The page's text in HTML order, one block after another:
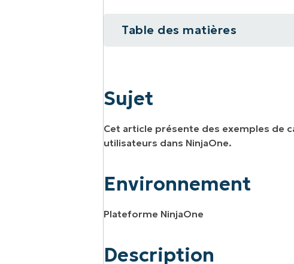
ÉQUIPE COMMERCIALE
VIDÉO DE DÉMONSTRATION
NOTRE ÉQUIPE COMMERCIALE
VIDÉO DE
NOTRE ÉQUIPE COMMERCIALE
VIDÉO DE
Table des matières
Ressources supplémentaires
Sujet
Cet article présente des exemples de
utilisateurs dans NinjaOne.
Environnement
Plateforme NinjaOne
Description